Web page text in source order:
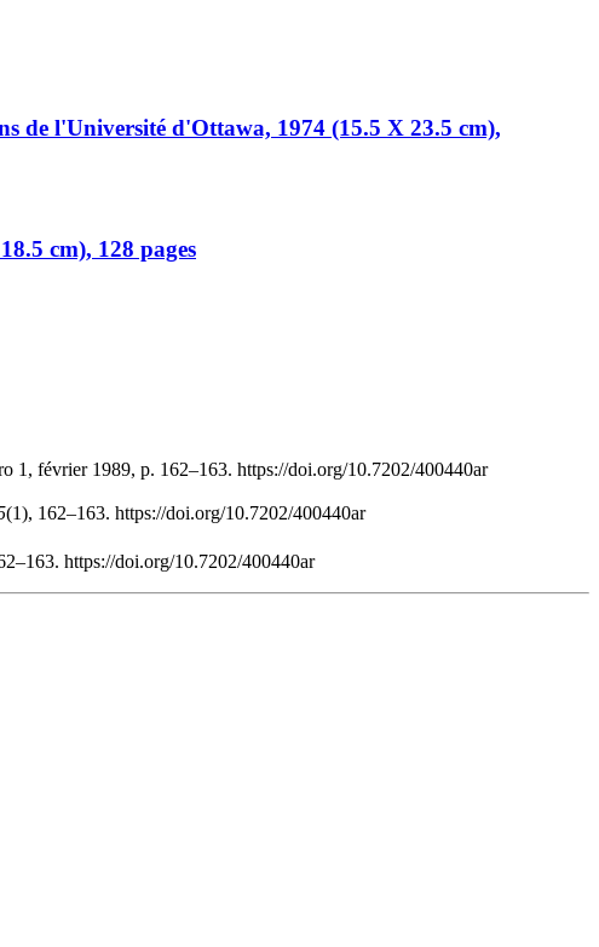
de l'Université d'Ottawa, 1974 (15.5 X 23.5 cm),
cm), 128 pages
1, février 1989, p. 162–163. https://doi.org/10.7202/400440ar
(1), 162–163. https://doi.org/10.7202/400440ar
https://doi.org/10.7202/400440ar